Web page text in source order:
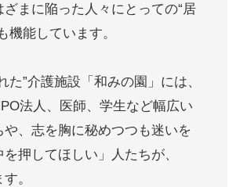
ざまに陥った人々にとっての“居
機能しています。
た”介護施設「和みの園」には、
法人、医師、学生など幅広い
や、志を胸に秘めつつも迷いを
押してほしい」人たちが、
。